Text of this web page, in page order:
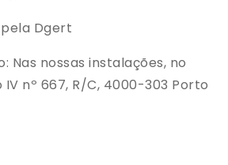
Dgert
Nas nossas instalações, no
IV nº 667, R/C, 4000-303 Porto